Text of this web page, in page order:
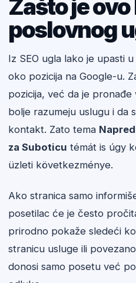
Zašto je
poslovnog
Iz SEO ugla lako je upasti
oko pozicija na Google-u.
pozicija, već da je
bolje razumeju uslugu i da
kontakt. Zato tema
za Suboticu témát is úgy
üzleti következménye.
Ako stranica samo
posetilac će je često
prirodno pokaže sledeći
stranicu usluge ili
donosi samo posetu već